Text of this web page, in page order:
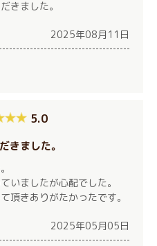
きました。
2025年08月11日
5.0
きました。
いましたが心配でした。
頂きありがたかったです。
2025年05月05日